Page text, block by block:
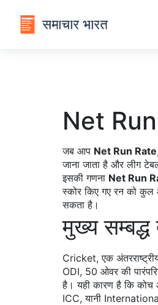
Net Run
जब आप Net Run Rate
जाना जाता है और लीग
इसकी गणना Net Run
स्कोर किए गए रन को कुल
सकता है।
मुख्य सम्बद्ध
Cricket,एक
ODI, 50 ओवर की
है। यही कारण है कि कोच
ICC, यानी